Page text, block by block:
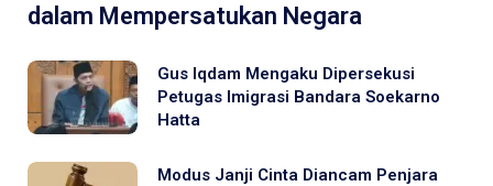
dalam Mempersatukan Negara
Gus Iqdam Mengaku Dipersekusi
Petugas Imigrasi Bandara Soekarno
Hatta
Modus Janji Cinta Diancam Penjara